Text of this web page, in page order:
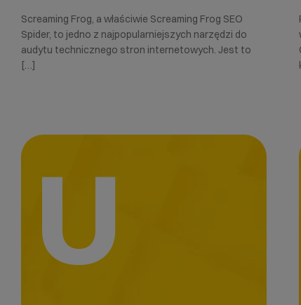
Screaming Frog, a właściwie Screaming Frog SEO
Spider, to jedno z najpopularniejszych narzędzi do
audytu technicznego stron internetowych. Jest to
[…]
U